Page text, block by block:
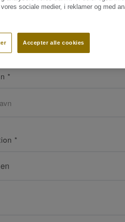
*
*
sociale medier, i reklamer og med
Accepter alle cookies